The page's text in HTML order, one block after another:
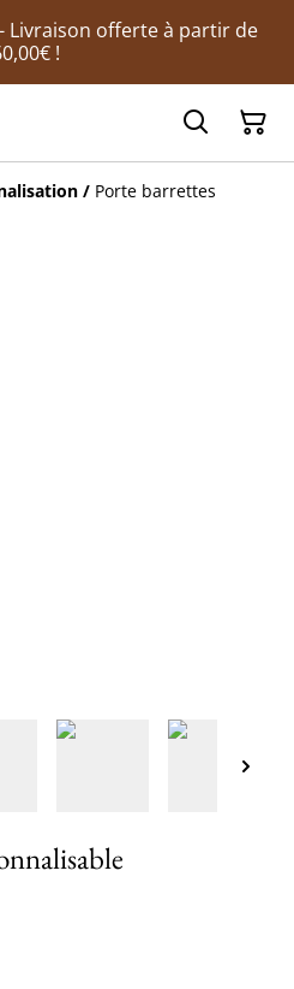
Livraison offerte à partir de
!
/ Porte barrettes